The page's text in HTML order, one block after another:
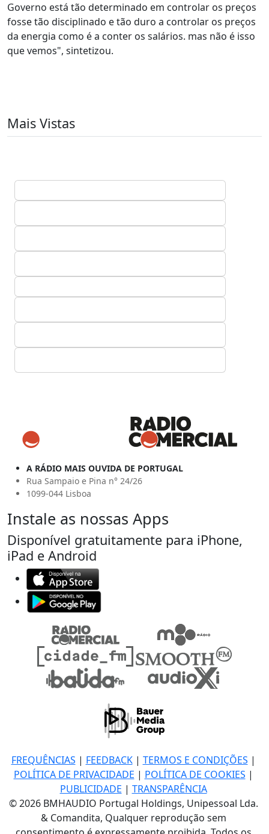
Governo está tão determinado em controlar os preços
fosse tão disciplinado e tão duro a controlar os preços
da energia como é a conter os salários. mas não é isso
que vemos", sintetizou.
Mais Vistas
A RÁDIO MAIS OUVIDA DE PORTUGAL
Rua Sampaio e Pina n° 24/26
1099-044 Lisboa
Instale as nossas Apps
Disponível gratuitamente para iPhone,
iPad e Android
FREQUÊNCIAS | FEEDBACK| TERMOS E CONDIÇÕES |
POLÍTICA DE PRIVACIDADE | POLÍTICA DE COOKIES |
PUBLICIDADE | TRANSPARÊNCIA
© 2026 BMHAUDIO Portugal Holdings, Unipessoal Lda.
& Comandita, Qualquer reprodução sem